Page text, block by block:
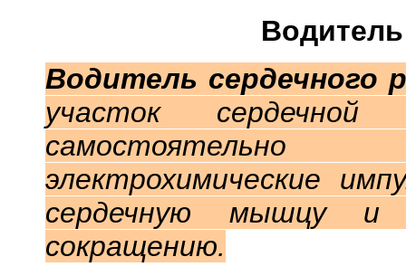
Водитель сердечного
участоксердечной
электрохимические
сердечную мышцу
сокращению.